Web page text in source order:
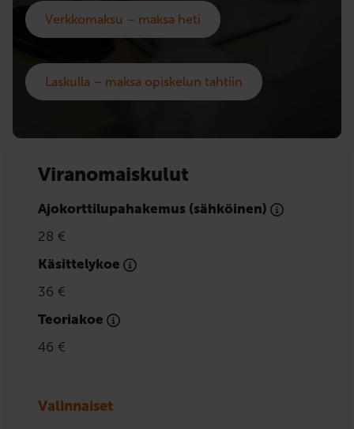
Verkkomaksu – maksa heti
Laskulla – maksa opiskelun tahtiin
Viranomaiskulut
Ajokorttilupahakemus (sähköinen)
28 €
Käsittelykoe
36 €
Teoriakoe
46 €
Valinnaiset